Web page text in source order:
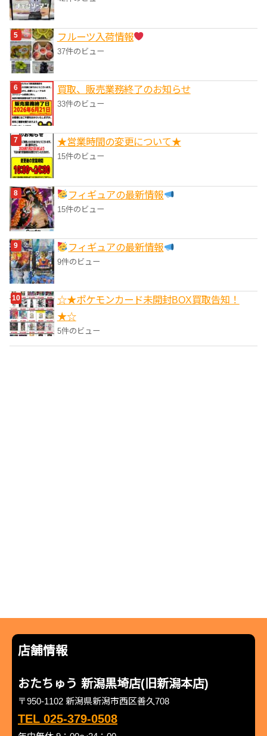
フルーツ入荷情報
37件のビュー
買取、販売業務終了のお知らせ
33件のビュー
★営業時間の変更について★
15件のビュー
フィギュアの最新情報
15件のビュー
フィギュアの最新情報
9件のビュー
☆★ポケモンカード未開封BOX買取告知！
★☆
5件のビュー
店舗情報
おたちゅう 新潟黒埼店(旧新潟本店)
〒950-1102 新潟県新潟市西区善久708
TEL 025-379-0508